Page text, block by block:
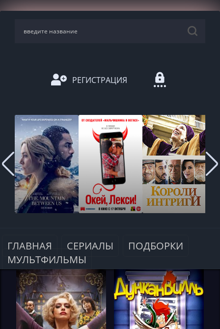
РЕГИСТРАЦИЯ
ГЛАВНАЯ СЕРИАЛЫ
ПОДБОРКИ
МУЛЬТФИЛЬМЫ